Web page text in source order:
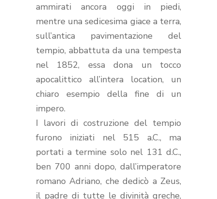
ammirati ancora oggi in piedi,
mentre una sedicesima giace a terra,
sull’antica pavimentazione del
tempio, abbattuta da una tempesta
nel 1852, essa dona un tocco
apocalittico all’intera location, un
chiaro esempio della fine di un
impero.
I lavori di costruzione del tempio
furono iniziati nel 515 a.C., ma
portati a termine solo nel 131 d.C.,
ben 700 anni dopo, dall’imperatore
romano Adriano, che dedicò a Zeus,
il padre di tutte le divinità greche,